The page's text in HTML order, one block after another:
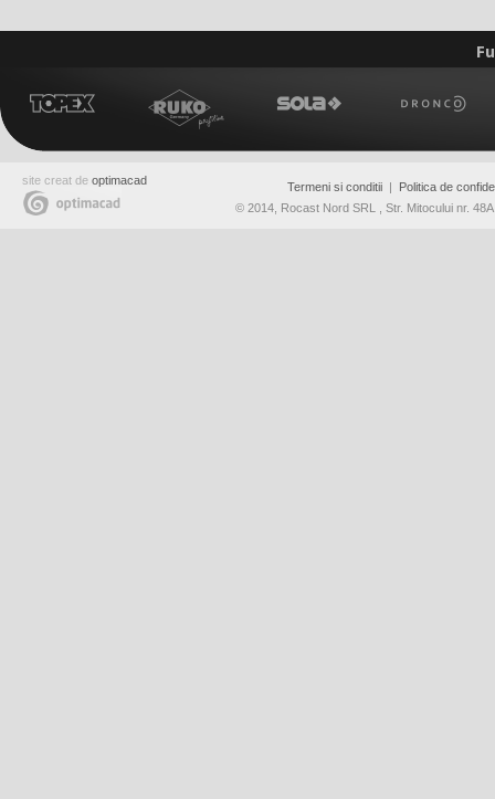
site creat de optimacad Termeni si conditii|
Politica de
© 2014, Rocast Nord SRL , Str. Mitocului nr.